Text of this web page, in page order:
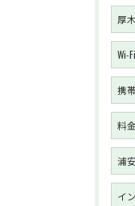
厚木
Wi-
携
料金
浦
イ